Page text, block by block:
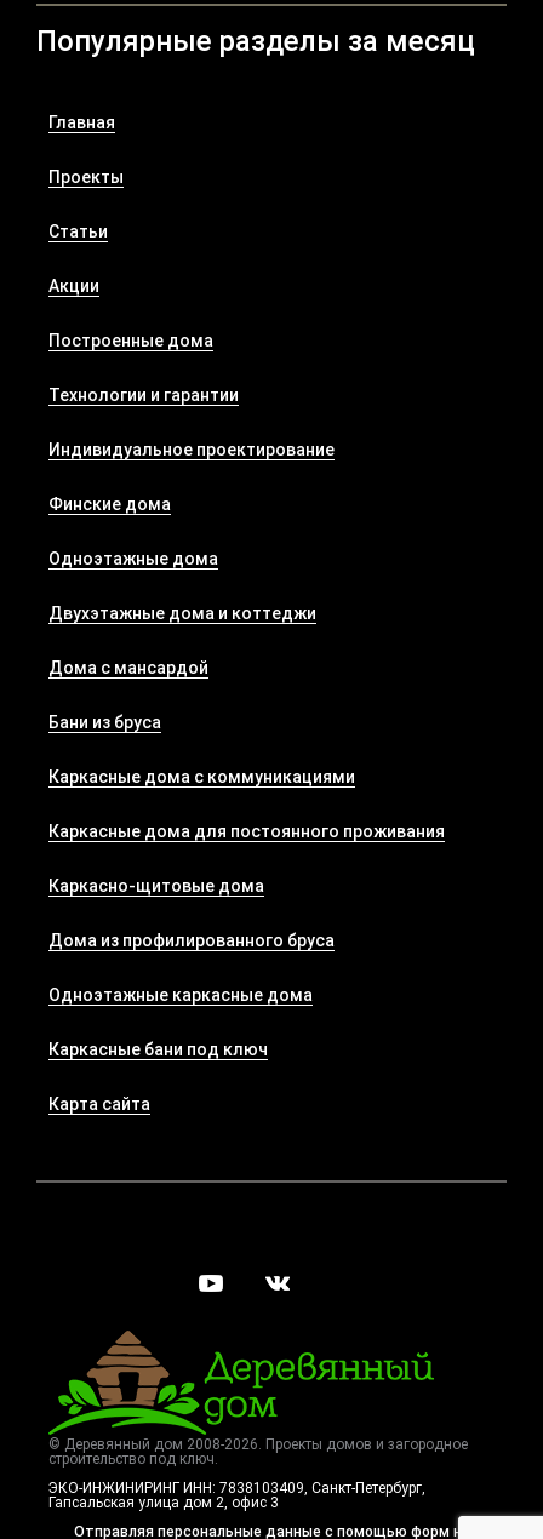
Популярные разделы за месяц
Главная
Проекты
Статьи
Акции
Построенные дома
Технологии и гарантии
Индивидуальное проектирование
Финские дома
Одноэтажные дома
Двухэтажные дома и коттеджи
Дома с мансардой
Бани из бруса
Каркасные дома с коммуникациями
Каркасные дома для постоянного проживания
Каркасно-щитовые дома
Дома из профилированного бруса
Одноэтажные каркасные дома
Каркасные бани под ключ
Карта сайта
© Деревянный дом 2008-2026. Проекты домов и загородное
строительство под ключ.
ЭКО-ИНЖИНИРИНГ ИНН: 7838103409, Санкт-Петербург
Гапсальская улица дом 2, офис 3
Отправляя персональные данные с помощью форм на